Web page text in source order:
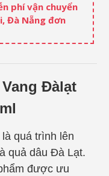
phí vận chuyển
Đà Nẵng đơn
Vang Đàlạt
là quá trình lên
quả dâu Đà Lạt.
được ưu